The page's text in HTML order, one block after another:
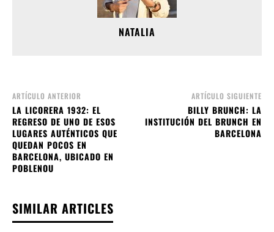
NATALIA
ARTÍCULO ANTERIOR
LA LICORERA 1932: EL
REGRESO DE UNO DE ESOS
LUGARES AUTÉNTICOS QUE
QUEDAN POCOS EN
BARCELONA, UBICADO EN
POBLENOU
ARTÍCULO SIGUIENTE
BILLY BRUNCH: LA
INSTITUCIÓN DEL BRUNCH EN
BARCELONA
SIMILAR ARTICLES